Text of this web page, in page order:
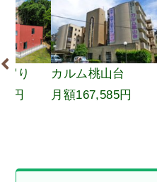
宿り
円
カルム桃山台
月額167,585円